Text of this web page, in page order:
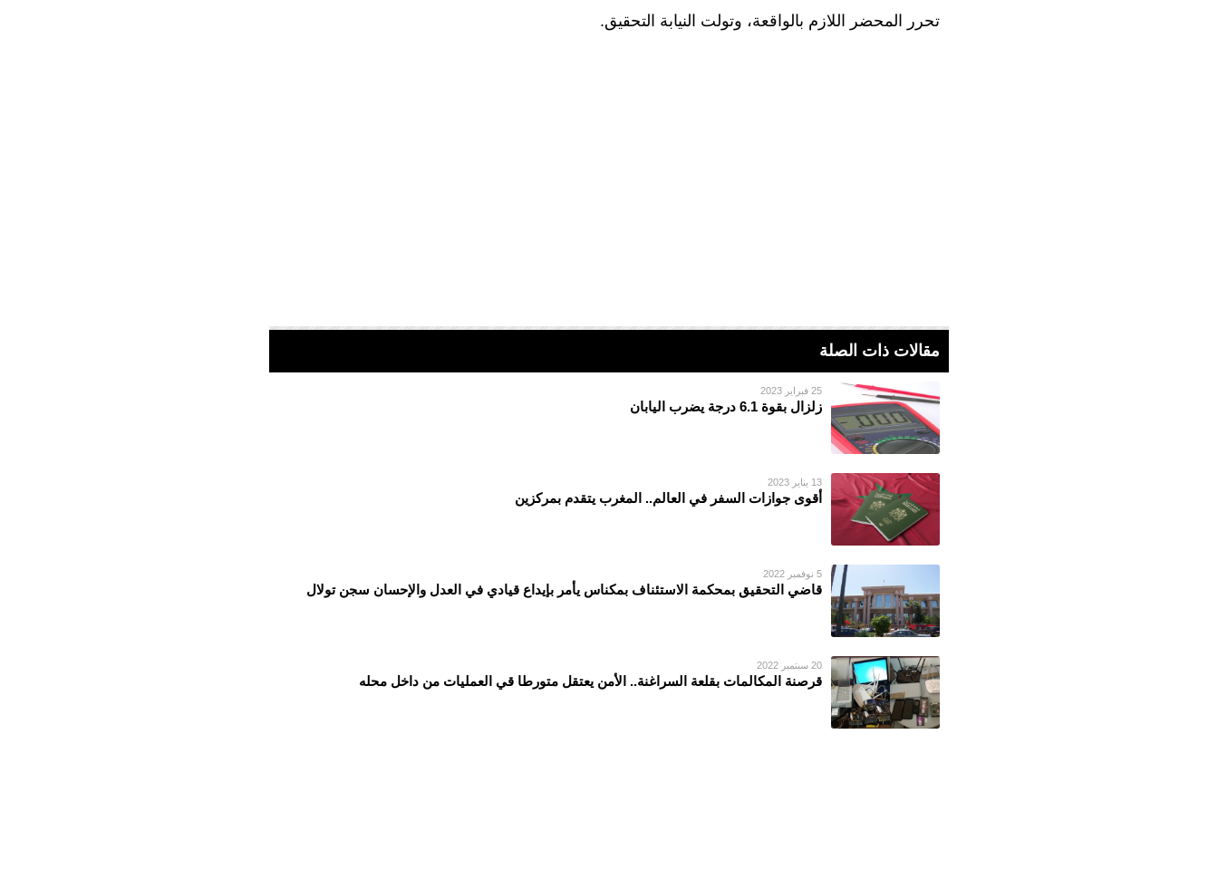
تحرر المحضر اللازم بالواقعة، وتولت النيابة التحقيق.
مقالات ذات الصلة
25 فبراير 2023
زلزال بقوة 6.1 درجة يضرب اليابان
13 يناير 2023
أقوى جوازات السفر في العالم.. المغرب يتقدم بمركزين
5 نوفمبر 2022
قاضي التحقيق بمحكمة الاستئناف بمكناس يأمر بإيداع قيادي في العدل والإحسان سجن تولال
20 سبتمبر 2022
قرصنة المكالمات بقلعة السراغنة.. الأمن يعتقل متورطا قي العمليات من داخل محله